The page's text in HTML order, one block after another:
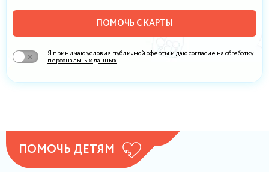
ПОМОЧЬ С КАРТЫ
Я принимаю условия публичной оферты и даю согласие на обработку
персональных данных.
ПОМОЧЬ ДЕТЯМ